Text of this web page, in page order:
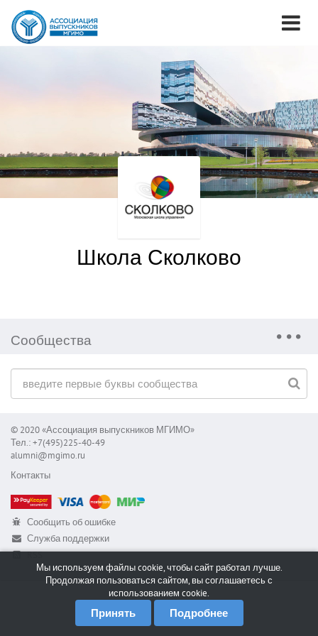
Школа Сколково
Сообщества
© 2020 «Ассоциация выпускников МГИМО»
Тел.: +7(495)225-40-49
alumni@mgimo.ru
Контакты
Сообщить об ошибке
Служба поддержки
RSS
Мы используем файлы cookie, чтобы сайт работал лучше.
Продолжая пользоваться сайтом, вы соглашаетесь с
использованием cookie.
Принять Подробнее